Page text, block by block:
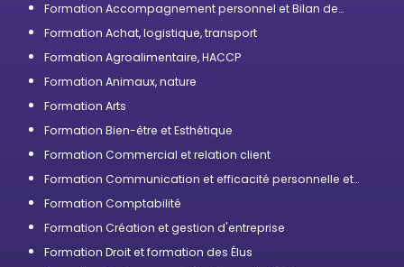
Formation Accompagnement personnel et Bilan de
Formation Achat, logistique, transport
Formation Agroalimentaire, HACCP
Formation Animaux, nature
Formation Arts
Formation Bien-être et Esthétique
Formation Commercial et relation client
Formation Communication et efficacité personnelle et
Formation Comptabilité
Formation Création et gestion d'entreprise
Formation Droit et formation des Élus